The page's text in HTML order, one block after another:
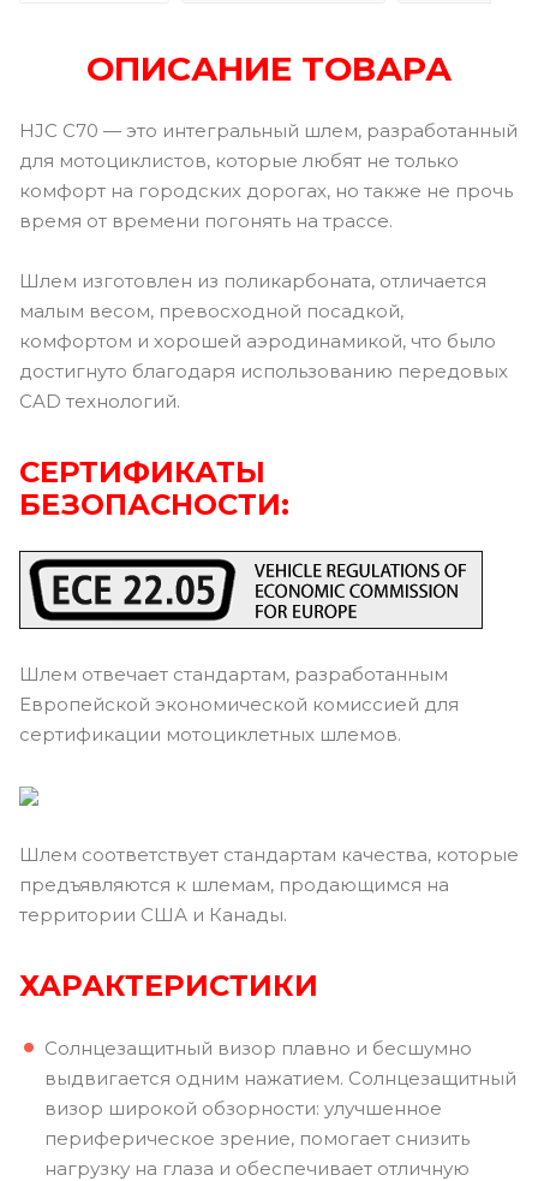
ОПИСАНИЕ ТОВАРА
HJC C70 — это интегральный шлем, разработанный
для мотоциклистов, которые любят не только
комфорт на городских дорогах, но также не прочь
время от времени погонять на трассе.
Шлем изготовлен из поликарбоната, отличается
малым весом, превосходной посадкой,
комфортом и хорошей аэродинамикой, что было
достигнуто благодаря использованию передовых
CAD технологий.
СЕРТИФИКАТЫ
БЕЗОПАСНОСТИ:
Шлем отвечает стандартам, разработанным
Европейской экономической комиссией для
сертификации мотоциклетных шлемов.
Шлем соответствует стандартам качества, которые
предъявляются к шлемам, продающимся на
территории США и Канады.
ХАРАКТЕРИСТИКИ
Солнцезащитный визор плавно и бесшумно
выдвигается одним нажатием. Солнцезащитный
визор широкой обзорности: улучшенное
периферическое зрение, помогает снизить
нагрузку на глаза и обеспечивает отличную